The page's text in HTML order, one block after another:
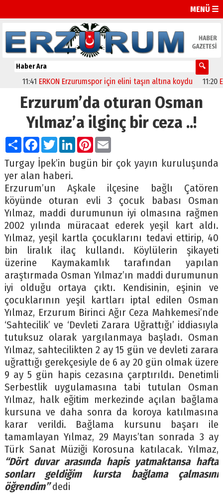
MENÜ ☰
11:41 ERKON Erzurumspor için elini taşın altına koydu 11:20
Erzurum’da oturan Osman
Yılmaz’a ilginç bir ceza ..!
PaylaşFacebook
TwitterLinkedIn
Pinterest
Email
Turgay İpek’in bugün bir çok yayın kuruluşunda
yer alan haberi.
Erzurum’un Aşkale ilçesine bağlı Çatören
köyünde oturan evli 3 çocuk babası Osman
Yılmaz, maddi durumunun iyi olmasına rağmen
2002 yılında müracaat ederek yeşil kart aldı.
Yılmaz, yeşil kartla çocuklarını tedavi ettirip, 40
bin liralık ilaç kullandı. Köylülerin şikayeti
üzerine Kaymakamlık tarafından yapılan
araştırmada Osman Yılmaz’ın maddi durumunun
iyi olduğu ortaya çıktı. Kendisinin, eşinin ve
çocuklarının yeşil kartları iptal edilen Osman
Yılmaz, Erzurum Birinci Ağır Ceza Mahkemesi’nde
‘Sahtecilik’ ve ‘Devleti Zarara Uğrattığı’ iddiasıyla
tutuksuz olarak yargılanmaya başladı. Osman
Yılmaz, sahtecilikten 2 ay 15 gün ve devleti zarara
uğrattığı gerekçesiyle de 6 ay 20 gün olmak üzere
9 ay 5 gün hapis cezasına çarptırıldı. Denetimli
Serbestlik uygulamasına tabi tutulan Osman
Yılmaz, halk eğitim merkezinde açılan bağlama
kursuna ve daha sonra da koroya katılmasına
karar verildi. Bağlama kursunu başarı ile
tamamlayan Yılmaz, 29 Mayıs’tan sonrada 3 ay
Türk Sanat Müziği Korosuna katılacak. Yılmaz,
“Dört duvar arasında hapis yatmaktansa hafta
sonları geldiğim kursta bağlama çalmasını
öğrendim”dedi